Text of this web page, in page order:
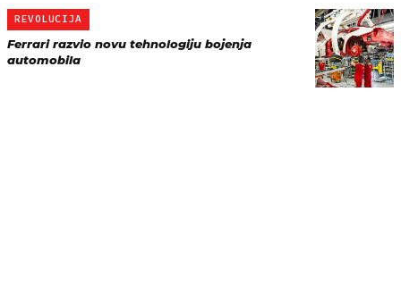
REVOLUCIJA
Ferrari razvio novu tehnologiju bojenja
automobila